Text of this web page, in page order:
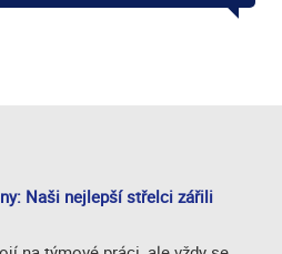
Naši nejlepší střelci zářili